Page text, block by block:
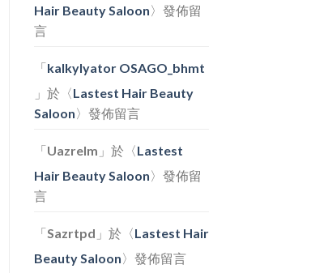
Hair Beauty Saloon〉發佈留
言
「kalkylyator OSAGO_bhmt
」於〈Lastest Hair Beauty
Saloon〉發佈留言
「Uazrelm 」於〈Lastest
Hair Beauty Saloon〉發佈留
言
「Sazrtpd 」於〈Lastest Hair
Beauty Saloon〉發佈留言